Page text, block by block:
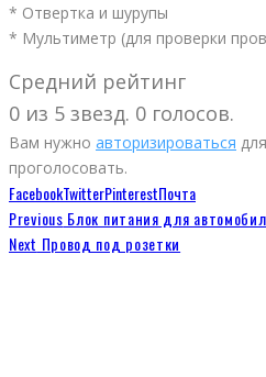
* Отвертка и шурупы
* Мультиметр (для проверки
Средний рейтинг
0 из 5 звезд. 0 голосов.
Вам нужно авторизироваться
проголосовать.
FacebookTwitterPinterestПочта
Previous Блок питания для
Next Провод под розетки